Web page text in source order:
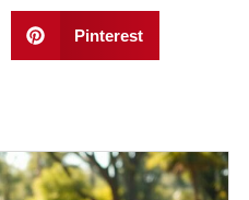
Pinterest